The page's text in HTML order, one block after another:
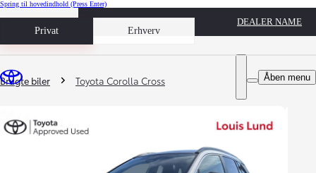
Spring til hovedindhold (Press Enter)
Privat Erhverv
Book prøvetur
DEALER NAME
Åben menu
Du er her
Brugte biler Toyota Corolla Cross